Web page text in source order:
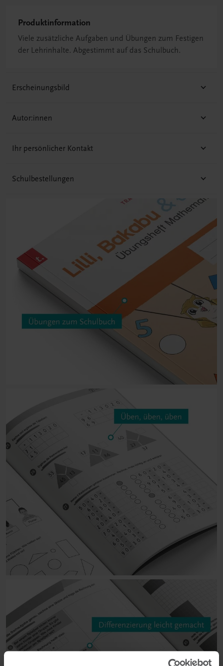
Produktinformation
Viele zusätzliche Aufgaben und Übungen zum Festigen
der Lehrinhalte. Abgestimmt auf das Schulbuch.
Erscheinungsbild
Autor:innen
Ihr persönlicher Kontakt
Schulbestellungen